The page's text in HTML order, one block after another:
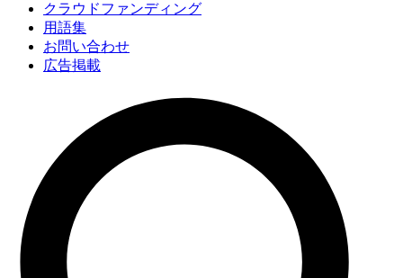
クラウドファンディング
用語集
お問い合わせ
広告掲載